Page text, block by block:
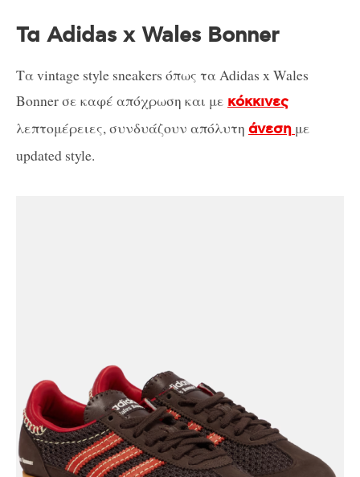
Τα Adidas x Wales Bonner
Τα vintage style sneakers όπως τα Adidas x Wales
Bonner σε καφέ απόχρωση και με κόκκινες
λεπτομέρειες, συνδυάζουν απόλυτη άνεση με
updated style.